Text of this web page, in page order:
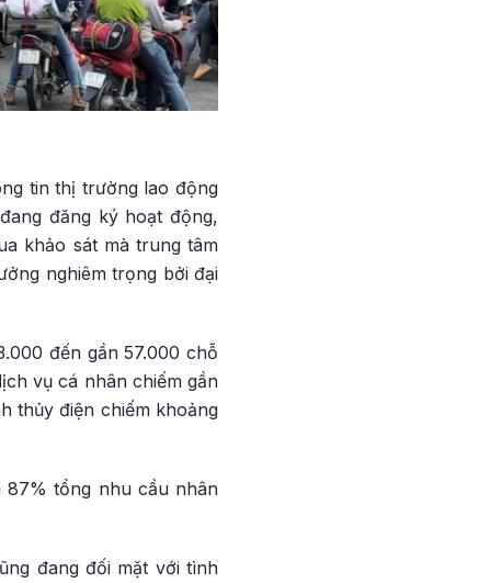
tin thị trường lao động
đăng ký hoạt động,
khảo sát mà trung tâm
nghiêm trọng bởi đại
đến gần 57.000 chỗ
vụ cá nhân chiếm gần
thủy điện chiếm khoảng
87% tổng nhu cầu nhân
đang đối mặt với tình